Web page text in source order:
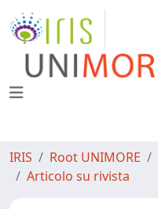
IRIS Root UNIMORE
Articolo su rivista